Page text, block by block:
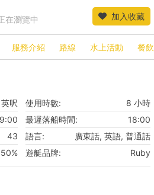
在瀏覽中 加入收藏
服務介紹 路線 水上活動 餐飲
呎 使用時數:
8 小時
最遲落船時間:
18:00
43 語言:
廣東話, 英語, 普通話
50% 遊艇品牌: Ruby